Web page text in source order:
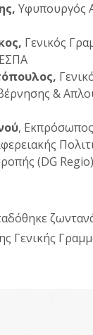
Υφυπουργός
Γενικός
&
, Εκπρόσωπος
(DG
Γενικής